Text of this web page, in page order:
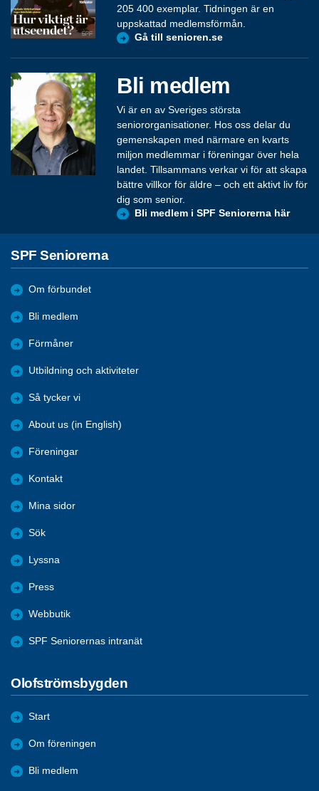
205 400 exemplar. Tidningen är en
uppskattad medlemsförmån.
Gå till senioren.se
Bli medlem
Vi är en av Sveriges största
seniororganisationer. Hos oss delar du
gemenskapen med närmare en kvarts
miljon medlemmar i föreningar över hela
landet. Tillsammans verkar vi för att skapa
bättre villkor för äldre – och ett aktivt liv för
dig som senior.
Bli medlem i SPF Seniorerna här
SPF Seniorerna
Om förbundet
Bli medlem
Förmåner
Utbildning och aktiviteter
Så tycker vi
About us (in English)
Föreningar
Kontakt
Mina sidor
Sök
Lyssna
Press
Webbutik
SPF Seniorernas intranät
Olofströmsbygden
Start
Om föreningen
Bli medlem